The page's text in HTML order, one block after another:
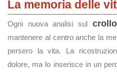
La memoria delle
Ogni nuova analisi sul
mantenere al centro anche la
persero la vita. La
dolore, ma lo inserisce in un